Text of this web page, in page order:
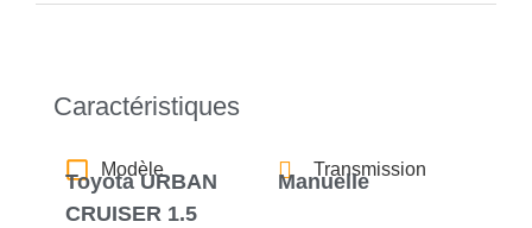
Caractéristiques
Modèle
Toyota URBAN
CRUISER 1.5
Transmission
Manuelle